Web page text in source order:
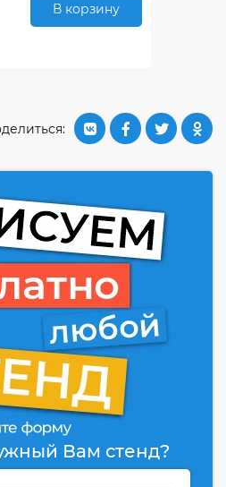
В корзину
Вам стенд?